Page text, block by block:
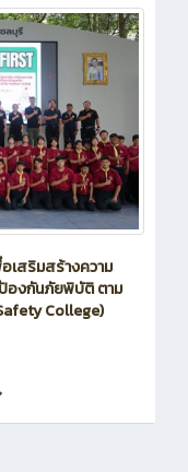
เสริมสร้างความ
องกันภัยพิบัติ ตาม
College)